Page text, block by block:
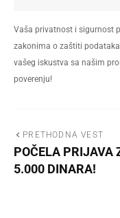
Vaša privatnost i sigurnost
zakonima o zaštiti
vašeg iskustva sa našim
poverenju!
PRETHODNA VEST
POČELA PRIJAVA
5.000 DINARA!